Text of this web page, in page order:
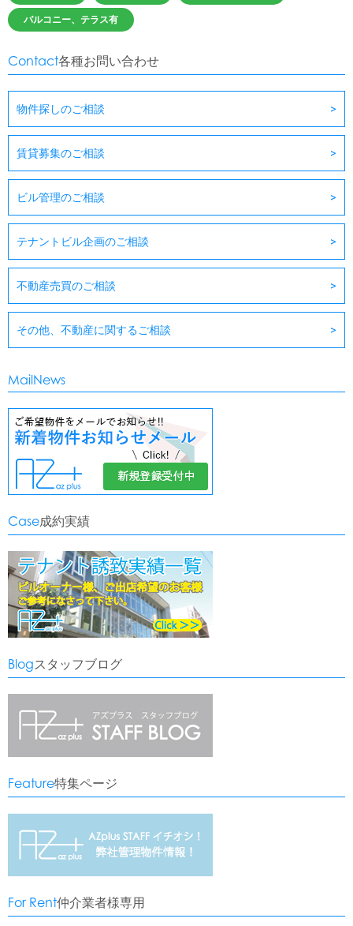
バルコニー、テラス有
Contact各種お問い合わせ
物件探しのご相談
賃貸募集のご相談
ビル管理のご相談
テナントビル企画のご相談
不動産売買のご相談
その他、不動産に関するご相談
MailNews
Case成約実績
Blogスタッフブログ
Feature特集ページ
For Rent仲介業者様専用